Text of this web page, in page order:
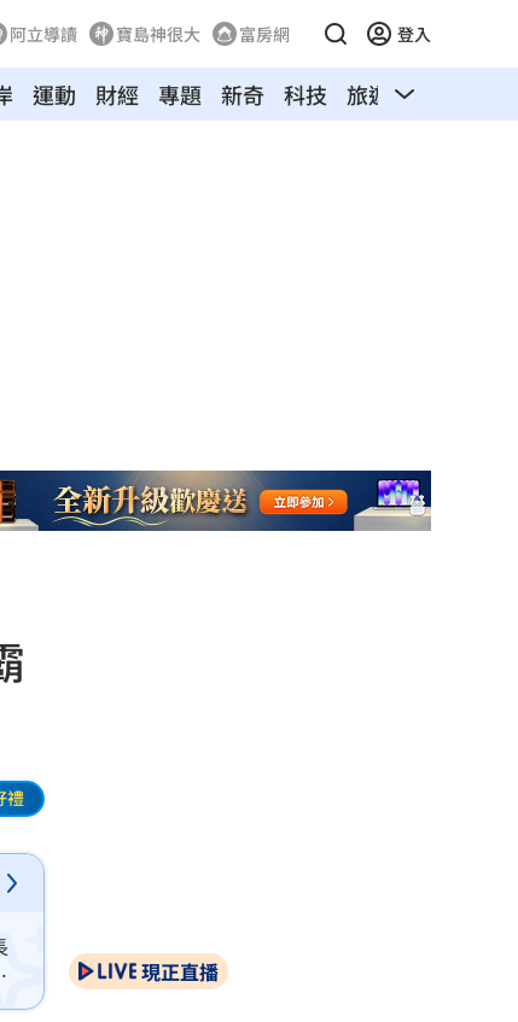
阿立導讀 寶島神很大 富房網 登入
運動 財經 專題 新奇 科技 旅遊 汽車
禮
現正直播